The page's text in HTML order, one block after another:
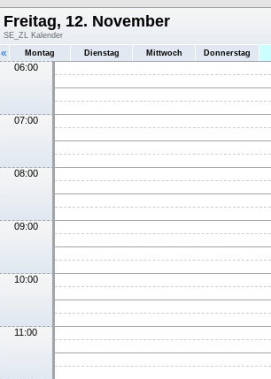
Freitag, 12. November
SE_ZL Kalender
« Montag Dienstag Mittwoch Donnerstag
06:00
07:00
08:00
09:00
10:00
11:00